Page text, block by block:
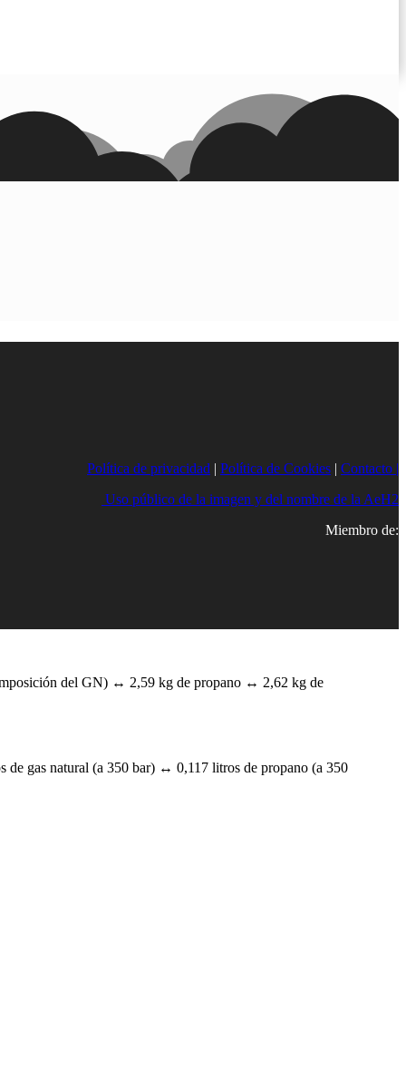
Política de privacidad | Política de Cookies | Contacto |
Uso público de la imagen y del nombre de la AeH2
Miembro de:
del GN) ↔ 2,59 kg de propano ↔ 2,62 kg de
gas natural (a 350 bar) ↔ 0,117 litros de propano (a 350